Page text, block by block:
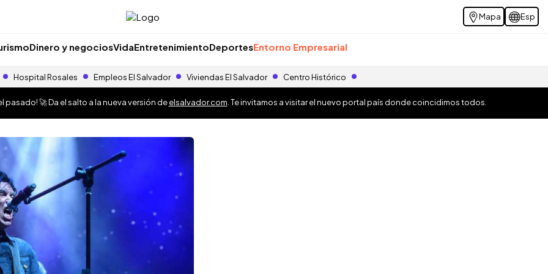
Mapa Esp
Dinero y negociosVidaEntretenimientoDeportesEntorno Empresarial
Hospital Rosales Empleos El Salvador Viviendas El Salvador Centro Histórico
pasado! 🚀 Da el salto a la nueva versión deelsalvador.com . Te invitamos a visitar el nuevo portal país donde coincidimos todos.